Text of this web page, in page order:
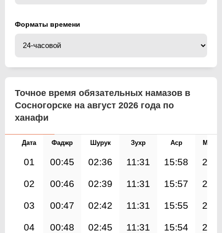
Форматы времени
Точное время обязательных намазов в
Сосногорске на август 2026 года по
ханафи
Дата Фаджр Шурук Зухр Аср
01 00:45 02:36 11:31 15:58
02 00:46 02:39 11:31 15:57
03 00:47 02:42 11:31 15:55
04 00:48 02:45 11:31 15:54